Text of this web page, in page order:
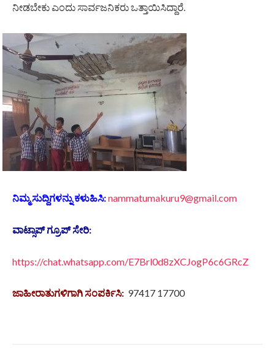
ನೀಡಬೇಕು ಎಂದು ಸಾರ್ವಜನಿಕರು ಒತ್ತಾಯಿಸಿದ್ದಾರೆ.
ನಿಮ್ಮ ಸುದ್ದಿಗಳನ್ನು ಕಳುಹಿಸಿ:nammatumakuru9@gmail.com
ವಾಟ್ಸಾಪ್ ಗ್ರೂಪ್ ಸೇರಿ:
https://chat.whatsapp.com/E7Brl0d8zXCJogP6c6GRcZ
ಜಾಹೀರಾತುಗಳಿಗಾಗಿ ಸಂಪರ್ಕಿಸಿ: 97417 17700